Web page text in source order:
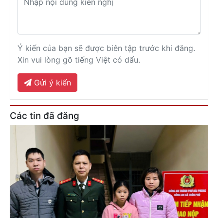
Ý kiến của bạn sẽ được biên tập trước khi đăng.
Xin vui lòng gõ tiếng Việt có dấu.
Gửi ý kiến
Các tin đã đăng